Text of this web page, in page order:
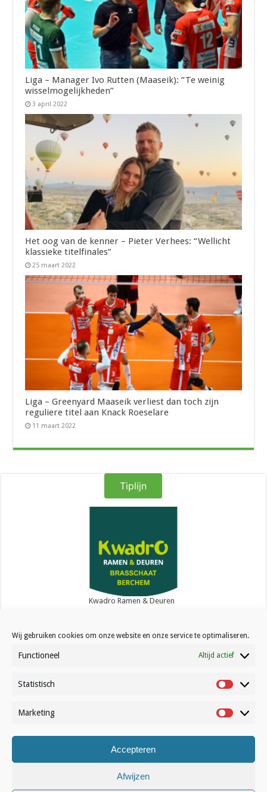
Wij gebruiken cookies om onze website en onze service te optimaliseren.
Functioneel Altijd actief
Statistisch Statistisch
Marketing
Accepteren
Afwijzen
Liga – Manager Ivo Rutten (Maaseik): “Te weinig
wisselmogelijkheden”
3 april 2022
Het oog van de kenner – Pieter Verhees: “Wellicht
klassieke titelfinales”
25 maart 2022
Liga – Greenyard Maaseik verliest dan toch zijn
reguliere titel aan Knack Roeselare
11 maart 2022
Tiplijn
Kwadro Ramen & Deuren
Contact
© Volleynews.be2026
Algemene voorwaarden|Privacy